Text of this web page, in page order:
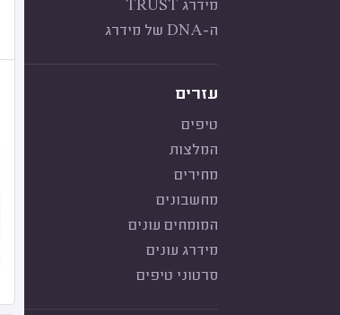
מידרג TRUST
ה-DNA של מידרג
עזרים
טיפים
המלצות
מחירים
מחשבונים
המומחים עונים
מידרג עונים
סרטוני טיפים